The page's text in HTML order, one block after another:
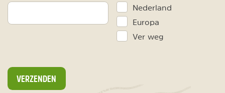
Nederland
Europa
Ver weg
VERZENDEN